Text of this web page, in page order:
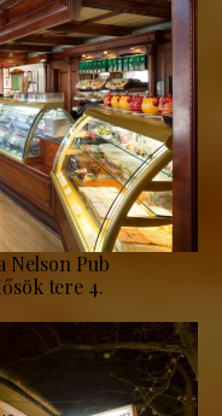
Nelson Pub
tere 4.